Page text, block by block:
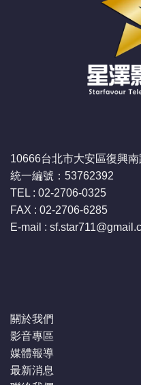
10666台北市大安區復興
統一編號：53762392
TEL : 02-2706-0325
FAX : 02-2706-6285
E-mail : sf.star711
關於我們
影音專區
媒體報導
最新消息